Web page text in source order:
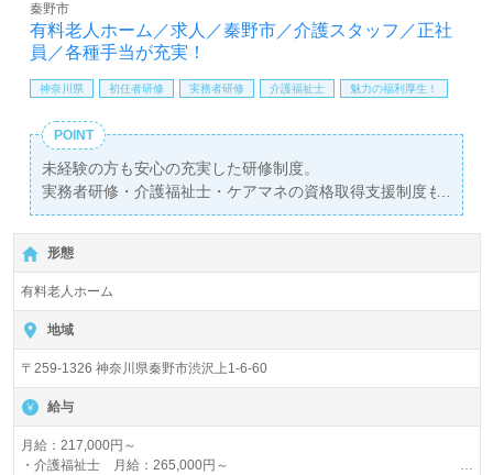
有料老人ホーム／求人／秦野市／介護スタッフ／正社
員／各種手当が充実！
秦野市
神奈川県 初任者研修 実務者研修 介護福祉士 魅力の福利厚生！
POINT
未経験の方も安心の充実した研修制度。
実務者研修・介護福祉士・ケアマネの資格取得支援制度も
あり。
働きがいとキャリアアップの両立を目指せる職場です。
『その方らしさに、深く寄りそう。』 お一人おひとりに
じっくり関わるお仕事をしませんか？
形態
有料老人ホーム
地域
〒259-1326 神奈川県秦野市渋沢上1-6-60
給与
月給：217,000円～
・介護福祉士 月給：265,000円～